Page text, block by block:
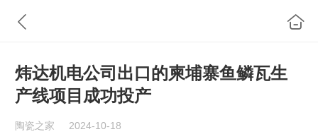
炜达机电公司出口的柬埔寨鱼鳞瓦生
产线项目成功投产
陶瓷之家 2024-10-18